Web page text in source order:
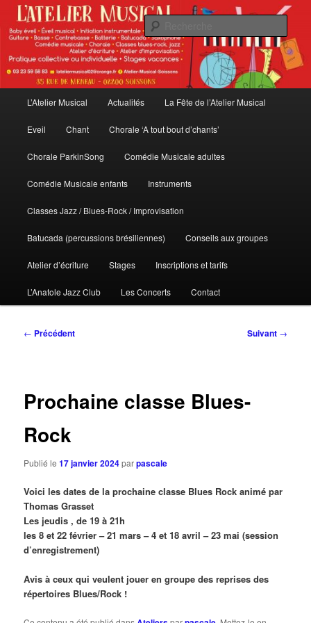
Aller
contenu
L'Atelier Musical
L’Atelier Musical Actualités La Fête de l’Atelier Musical
Eveil Chant Chorale ‘A tout bout d’chants’
Chorale ParkinSong Comédie Musicale adultes
Comédie Musicale enfants Instruments
Classes Jazz / Blues-Rock / Improvisation
Batucada (percussions brésiliennes) Conseils aux groupes
Atelier d’écriture Stages Inscriptions et tarifs
L’Anatole Jazz Club Les Concerts Contact
Navigation
← Précédent Suivant →
Prochaine classe Blues-
Rock
Publié le17 janvier 2024parpascale
Voici les dates de la prochaine classe Blues Rock animé par
Thomas Grasset
Les jeudis , de 19 à 21h
les 8 et 22 février – 21 mars – 4 et 18 avril – 23 mai (session
d’enregistrement)
Avis à ceux qui veulent jouer en groupe des reprises des
répertoires Blues/Rock !